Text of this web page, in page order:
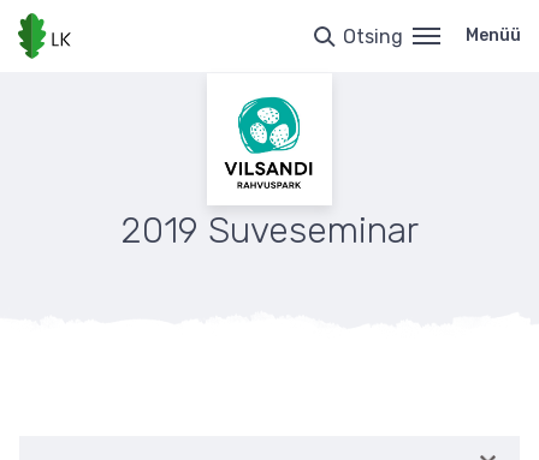
Liigu
edasi
põhisisu
Otsing Menüü
2019 Suveseminar